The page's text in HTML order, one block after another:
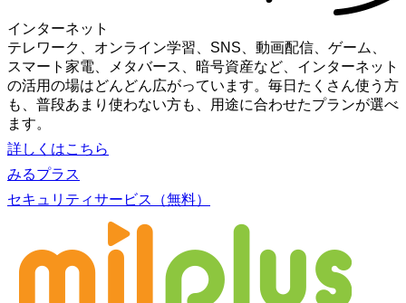
インターネット
テレワーク、オンライン学習、SNS、動画配信、ゲーム、
スマート家電、メタバース、暗号資産など、インターネット
の活用の場はどんどん広がっています。毎日たくさん使う方
も、普段あまり使わない方も、用途に合わせたプランが選べ
ます。
詳しくはこちら
みるプラス
セキュリティサービス（無料）